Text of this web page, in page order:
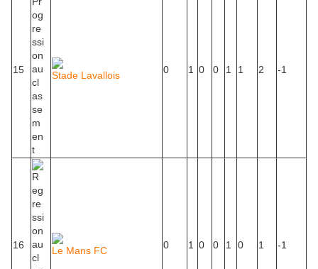
15 Stade Lavallois 0 1 0 0 1 1 2 -1
16 Le Mans FC 0 1 0 0 1 0 1 -1